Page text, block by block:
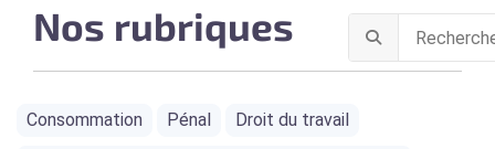
Nos rubriques
Consommation Pénal
Droit du travail